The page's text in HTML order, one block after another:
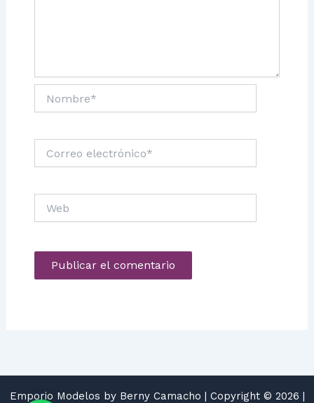
electrónico*
Emporio Modelos by Berny Camacho | Copyright © 2026 |